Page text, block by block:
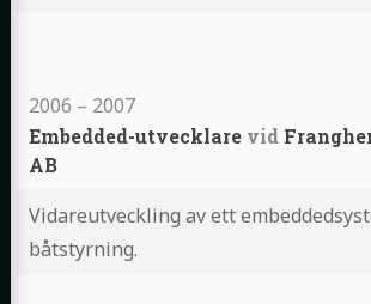
2006 – 2007
Embedded-utvecklare vid
AB
Vidareutveckling av ett
båtstyrning.